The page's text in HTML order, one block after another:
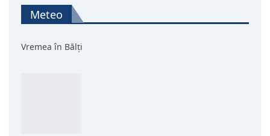
Meteo
Vremea în Bălți